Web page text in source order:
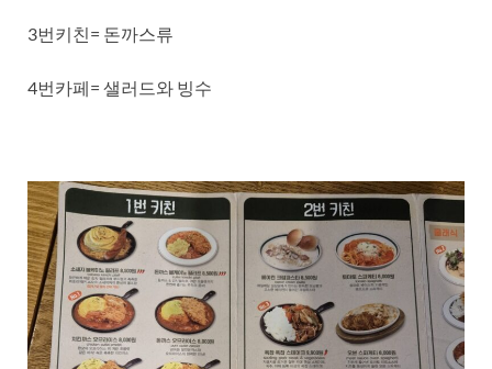
3번키친= 돈까스류
4번카페= 샐러드와 빙수